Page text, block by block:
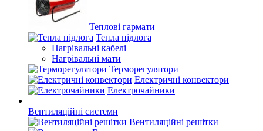
Теплові гармати
Тепла підлога
Нагрівальні кабелі
Нагрівальні мати
Терморегулятори
Електричні конвектори
Електрочайники
Вентиляційні системи
Вентиляційні решітки